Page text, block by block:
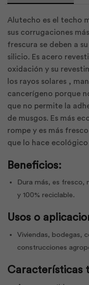
Alutecho es el techo
sus corrugaciones
frescura se deben a
silicio. Es acero
oxidación y su
los rayos solares ,
cancerígeno porque
que no permite la
de musgos. Es más
rompe y es más
que lo hace ecológico
Beneficios:
Dura más, es fresco,
y 100% reciclable.
Usos o
Viviendas, bodegas,
construcciones
Características